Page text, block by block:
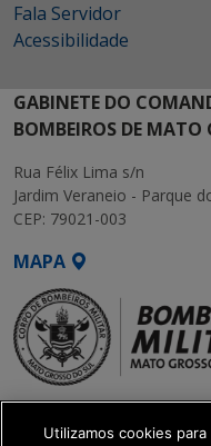
Fala Servidor
Acessibilidade
GABINETE DO
BOMBEIROS DE MATO
Rua Félix Lima s/n
Jardim Veraneio - Parque
CEP: 79021-003
MAPA
Utilizamos cookies